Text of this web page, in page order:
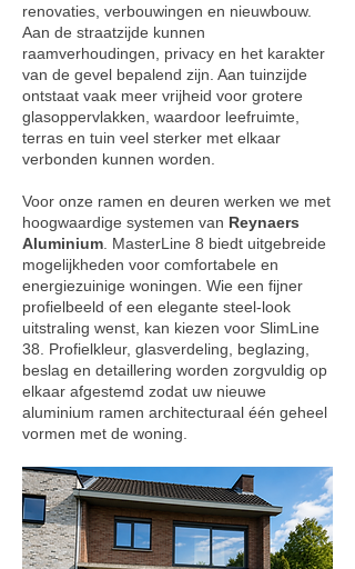
renovaties, verbouwingen en nieuwbouw.
Aan de straatzijde kunnen
raamverhoudingen, privacy en het karakter
van de gevel bepalend zijn. Aan tuinzijde
ontstaat vaak meer vrijheid voor grotere
glasoppervlakken, waardoor leefruimte,
terras en tuin veel sterker met elkaar
verbonden kunnen worden.
Voor onze ramen en deuren werken we met
hoogwaardige systemen van Reynaers
Aluminium . MasterLine 8 biedt uitgebreide
mogelijkheden voor comfortabele en
energiezuinige woningen. Wie een fijner
profielbeeld of een elegante steel-look
uitstraling wenst, kan kiezen voor SlimLine
38. Profielkleur, glasverdeling, beglazing,
beslag en detaillering worden zorgvuldig op
elkaar afgestemd zodat uw nieuwe
aluminium ramen architecturaal één geheel
vormen met de woning.